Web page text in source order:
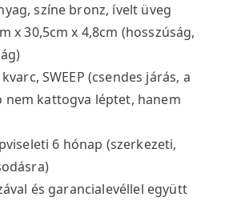
színe bronz, ívelt üveg
x 30,5cm x 4,8cm (hosszúság,
SWEEP (csendes járás, a
kattogva léptet, hanem
6 hónap (szerkezeti,
és garancialevéllel együtt